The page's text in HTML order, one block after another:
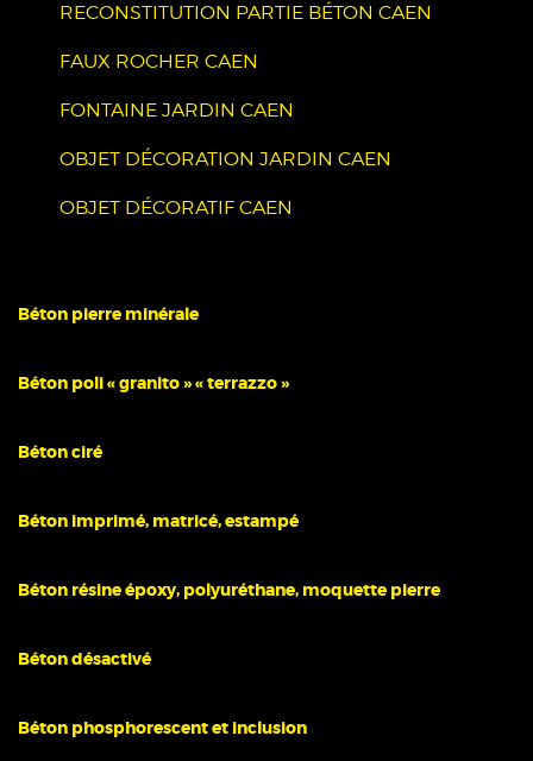
RECONSTITUTION PARTIE BÉTON CAEN
FAUX ROCHER CAEN
FONTAINE JARDIN CAEN
OBJET DÉCORATION JARDIN CAEN
OBJET DÉCORATIF CAEN
Béton pierre minérale
Béton poli « granito » « terrazzo »
Béton ciré
Béton imprimé, matricé, estampé
Béton résine époxy, polyuréthane, moquette pierre
Béton désactivé
Béton phosphorescent et inclusion